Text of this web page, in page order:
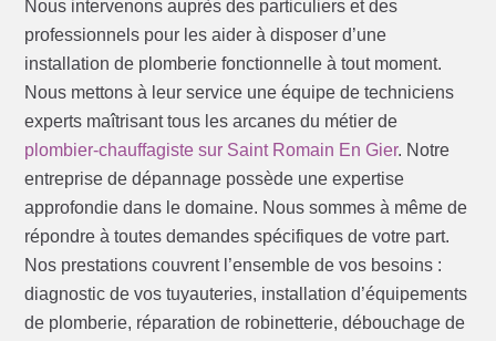
Nous intervenons auprès des particuliers et des
professionnels pour les aider à disposer d’une
installation de plomberie fonctionnelle à tout moment.
Nous mettons à leur service une équipe de techniciens
experts maîtrisant tous les arcanes du métier de
plombier-chauffagiste sur Saint Romain En Gier. Notre
entreprise de dépannage possède une expertise
approfondie dans le domaine. Nous sommes à même de
répondre à toutes demandes spécifiques de votre part.
Nos prestations couvrent l’ensemble de vos besoins :
diagnostic de vos tuyauteries, installation d’équipements
de plomberie, réparation de robinetterie, débouchage de